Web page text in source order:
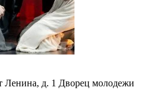
Ленина, д. 1 Дворец молодежи